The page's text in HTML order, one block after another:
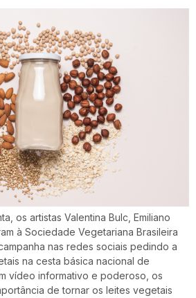
os artistas Valentina Bulc, Emiliano
à Sociedade Vegetariana Brasileira
nas redes sociais pedindo a
na cesta básica nacional de
vídeo informativo e poderoso, os
de tornar os leites vegetais